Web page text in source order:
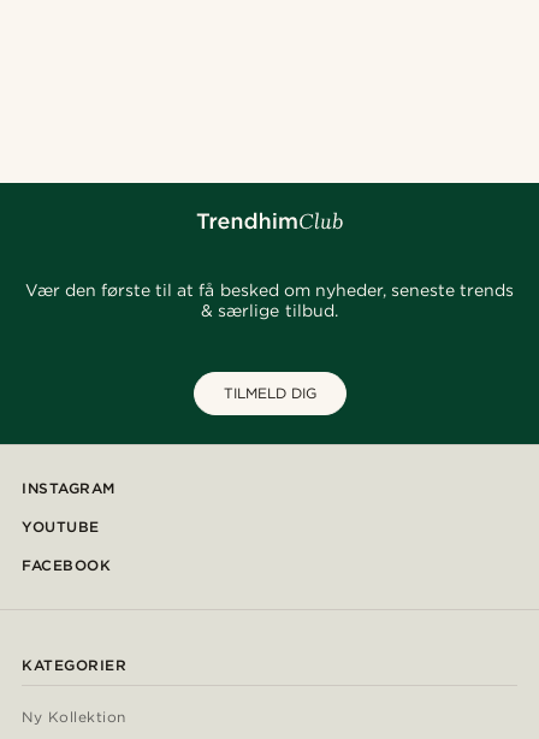
Vær den første til at få besked om nyheder, seneste trends
& særlige tilbud.
TILMELD DIG
INSTAGRAM
YOUTUBE
FACEBOOK
KATEGORIER
Ny Kollektion